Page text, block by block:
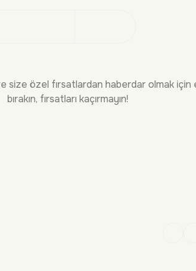
size özel fırsatlardan haberdar olmak
bırakın, fırsatları kaçırmayın!